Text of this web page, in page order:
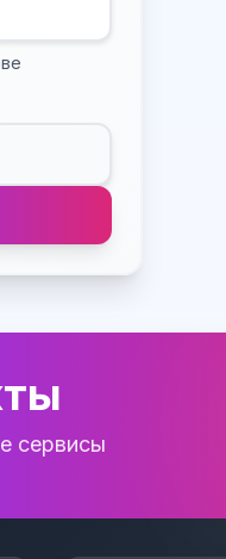
сервисы